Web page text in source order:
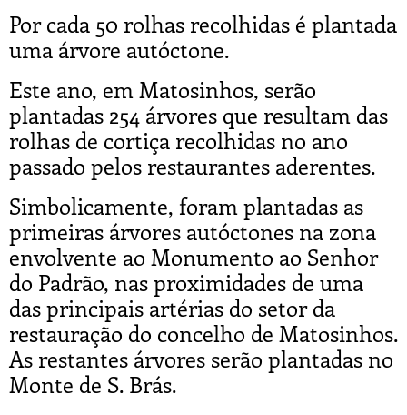
Por cada 50 rolhas recolhidas é plantada
uma árvore autóctone.
Este ano, em Matosinhos, serão
plantadas 254 árvores que resultam das
rolhas de cortiça recolhidas no ano
passado pelos restaurantes aderentes.
Simbolicamente, foram plantadas as
primeiras árvores autóctones na zona
envolvente ao Monumento ao Senhor
do Padrão, nas proximidades de uma
das principais artérias do setor da
restauração do concelho de Matosinhos.
As restantes árvores serão plantadas no
Monte de S. Brás.